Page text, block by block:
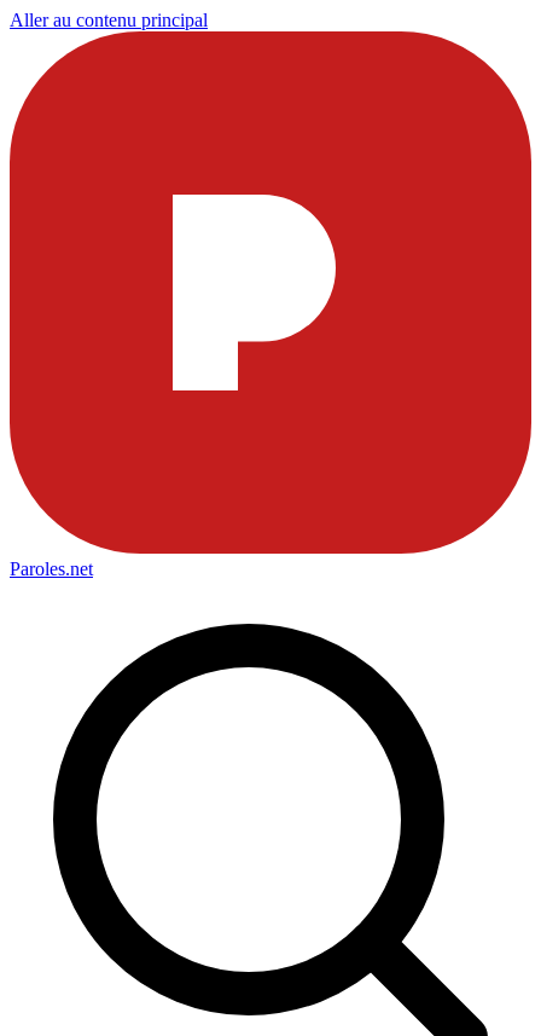
Aller au contenu principal
Paroles.net